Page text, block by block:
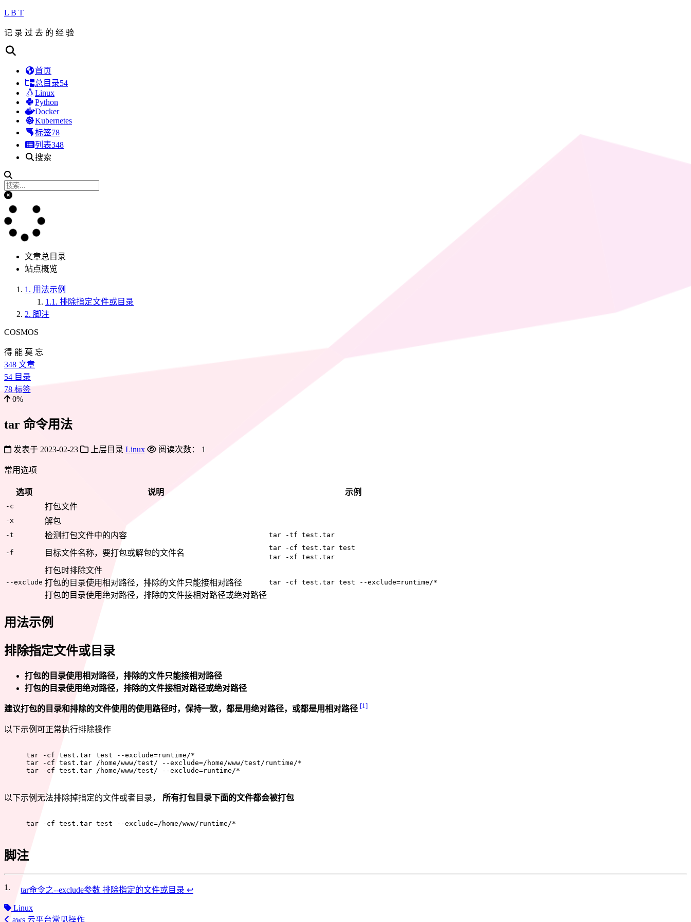
L B T
记 录 过 去 的 经 验
首页
总目录54
Linux
Python
Docker
Kubernetes
标签78
列表348
搜索
文章总目录
站点概览
1. 用法示例
1.1. 排除指定文件或目录
2. 脚注
COSMOS
得 能 莫 忘
348 文章
54 目录
78 标签
0%
tar 命令用法
发表于 2023-02-23 上层目录 Linux 阅读次数： 1
常用选项
选项 说明 示例
-c 打包文件
-x 解包
-t 检测打包文件中的内容 tar -tf test.tar
-f 目标文件名称，要打包或解包的文件名
tar -cf test.tar test
tar -xf test.tar
--exclude
打包时排除文件
打包的目录使用相对路径，排除的文件只能接相对路径
打包的目录使用绝对路径，排除的文件接相对路径或绝对路径
tar -cf test.tar test --exclude=runtime/*
用法示例
排除指定文件或目录
打包的目录使用相对路径，排除的文件只能接相对路径
打包的目录使用绝对路径，排除的文件接相对路径或绝对路径
建议打包的目录和排除的文件使用的使用路径时，保持一致，都是用绝对路径，或都是用相对路径 [1]
以下示例可正常执行排除操作
tar -cf test.tar test --exclude=runtime/*
tar -cf test.tar /home/www/test/ --exclude=/home/www/test/runtime/*
tar -cf test.tar /home/www/test/ --exclude=runtime/*
以下示例无法排除掉指定的文件或者目录， 所有打包目录下面的文件都会被打包
tar -cf test.tar test --exclude=/home/www/runtime/*
脚注
1. tar命令之--exclude参数 排除指定的文件或目录 ↩
Linux
aws 云平台常见操作